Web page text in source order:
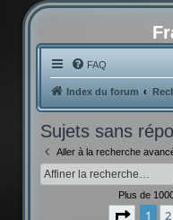
FAQ
Index du forum
Sujets sans
Aller à la recherche
Plus de
Page 1
1 2